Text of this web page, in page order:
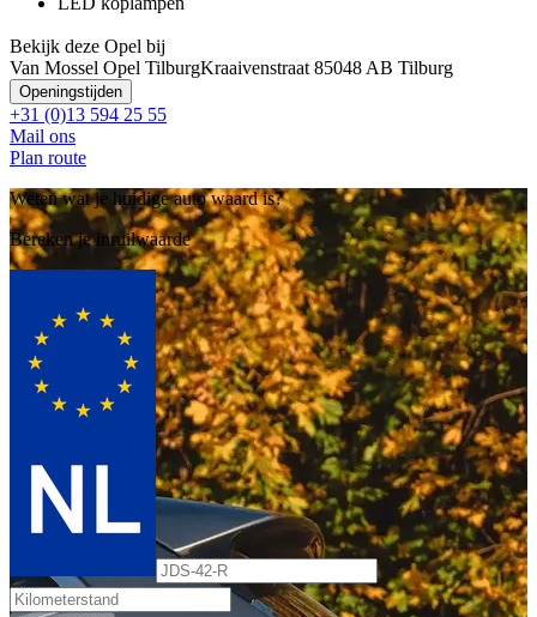
Bekijk deze Opel bij
Van Mossel Opel TilburgKraaivenstraat 85048 AB Tilburg
Openingstijden
+31 (0)13 594 25 55
Mail ons
Plan route
Weten wat je huidige auto waard is?
Bereken je inruilwaarde